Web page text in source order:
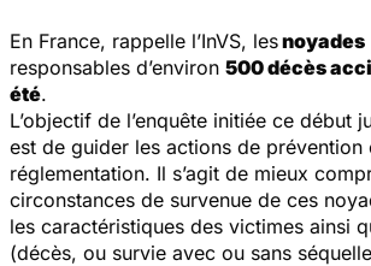
En France, rappelle l’InVS, lesnoyades
responsables d’environ 500 décès
été.
L’objectif de l’enquête initiée ce début
est de guider les actions de prévention
réglementation. Il s’agit de mieux
circonstances de survenue de ces
les caractéristiques des victimes ainsi
(décès, ou survie avec ou sans